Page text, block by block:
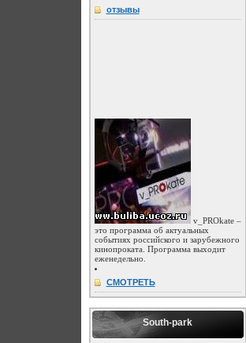
отзывы
v_PROkate –
это программа об актуальных
событиях российского и зарубежного
кинопроката. Программа выходит
еженедельно.
СМОТРЕТЬ
South-park